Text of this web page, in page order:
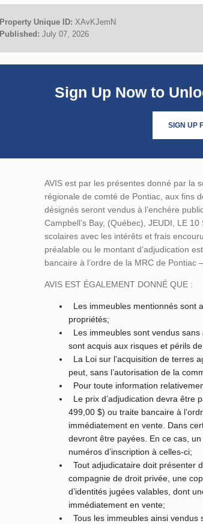
Property Unique ID: XAvKJemN
Published: July 07, 2026
Sign Up Now to
SIGN UP
AVIS est par les présentes donné par la
régionale de comté de Pontiac, aux fins
désignés seront vendus à l’enchère
Campbell’s Bay, (Québec), JEUDI, LE
scolaires avec les intérêts et frais
préalable ou le montant d’adjudication
bancaire à l’ordre de la MRC de Pontiac
AVIS EST ÉGALEMENT DONNÉ QUE :
Les immeubles mentionnés sont
propriétés;
Les immeubles sont vendus
sont acquis aux risques et périls de
La Loi sur l’acquisition de terres
peut, sans l’autorisation de la
Pour toute information
Le prix d’adjudication devra être
499,00 $) ou traite bancaire à
immédiatement en vente. Dans
devront être payées. En ce cas,
numéros d’inscription à celles-ci;
Tout adjudicataire doit présenter
compagnie de droit privée, une
d’identités jugées valables, dont
immédiatement en vente;
Tous les immeubles ainsi vendus